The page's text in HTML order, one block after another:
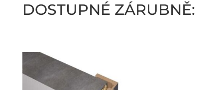
DOSTUPNÉ ZÁRUBNĚ: